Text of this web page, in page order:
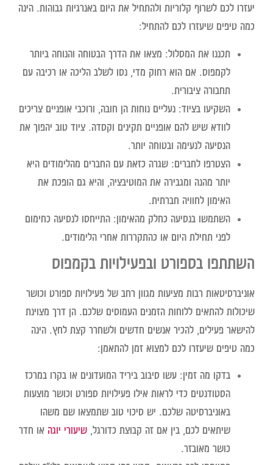
יעזרו לכם לשרוף קלוריות ולהתחיל את היום באנרגיות גבוהות. הינה
כמה טיפים שיעזרו לכם להתחיל:
תכננו את המסלול:מצאו את הדרך הבטוחה והנוחה ביותר
לקמפוס. אם הוא רחוק מדי, נסו לשלב הליכה או רכיבה עם
תחבורה ציבורית.
השקיעו בציוד:נעליים נוחות הן חובה, ורוכבי אופניים צריכים
לוודא שיש להם אופניים תקינים וקסדה. ציוד טוב יהפוך את
הנסיעה לנעימה ובטוחה יותר.
הצטרפו לחברים:שגרה כזאת עם החברים מהלימודים היא
יותר מהנה ומגבירה את המוטיבציה, והיא גם הופכת את
האימון לחוויה חברתית.
השתמשו בנסיעה כחלק מהאימון:התייחסו לנסיעה כחימום
לפני תחילת היום או כהתקררות אחרי הלימודים.
השתתפו בספורט ובפעילויות בקמפוס
אוניברסיטאות רבות מציעות מגוון רחב של פעילויות ספורט וכושר
שיכולות להתאים ללוחות הזמנים העמוסים שלכם. הן דרך מצוינת
להישאר פעילים, להכיר אנשים חדשים ולשחרר קצת לחץ. הינה
כמה טיפים שיעזרו לכם למצוא זמן להתאמן:
בדקו מה זמין:עשו סיבוב ביריד המועדונים או בקרו במרכז
הסטודנטים כדי לראות אילו פעילויות ספורט וכושר מוצעות
באוניברסיטה שלכם. יש סיכוי טוב שתמצאו שם משהו
שיתאים לכם, בין אם זה קבוצת כדורגל,שיעורי יוגהאו חדר
כושר מאובזר.